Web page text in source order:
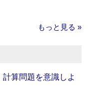
もっと見る »
計算問題を意識しよ